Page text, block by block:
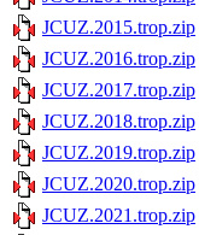
JCUZ.2015.trop.zip
JCUZ.2016.trop.zip
JCUZ.2017.trop.zip
JCUZ.2018.trop.zip
JCUZ.2019.trop.zip
JCUZ.2020.trop.zip
JCUZ.2021.trop.zip